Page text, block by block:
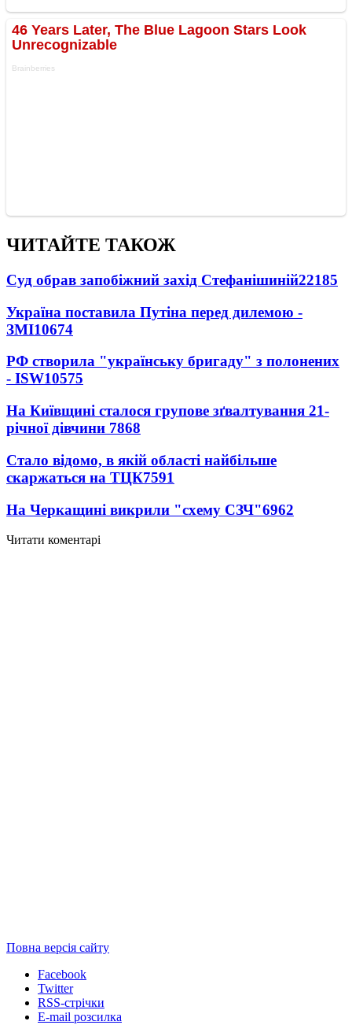
ЧИТАЙТЕ ТАКОЖ
Суд обрав запобіжний захід Стефанішиній22185
Україна поставила Путіна перед дилемою -
ЗМІ10674
РФ створила "українську бригаду" з полонених
- ISW10575
На Київщині сталося групове зґвалтування 21-
річної дівчини 7868
Стало відомо, в якій області найбільше
скаржаться на ТЦК7591
На Черкащині викрили "схему СЗЧ"6962
Читати коментарі
Повна версія сайту
Facebook
Twitter
RSS-стрічки
E-mail розсилка